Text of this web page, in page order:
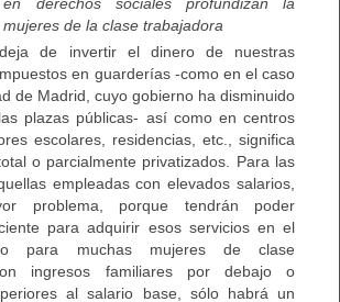
derechos sociales profundizan la
de la clase trabajadora
de invertir el dinero de nuestras
en guarderías -como en el caso
de Madrid, cuyo gobierno ha disminuido
plazas públicas- así como en centros
escolares, residencias, etc., significa
o parcialmente privatizados. Para las
empleadas con elevados salarios,
problema, porque tendrán poder
para adquirir esos servicios en el
para muchas mujeres de clase
ingresos familiares por debajo o
al salario base, sólo habrá un